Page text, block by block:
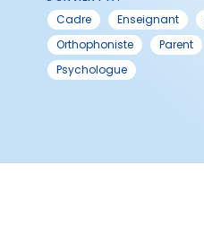
Cadre
Enseignant
Orthophoniste
Parent
Psychologue